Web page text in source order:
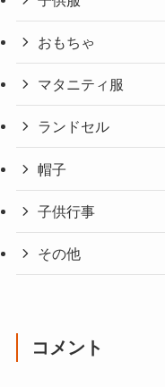
おもちゃ
マタニティ服
ランドセル
帽子
子供行事
その他
コメント